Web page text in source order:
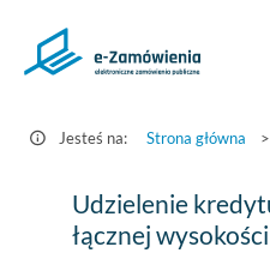
Postępowania
Zamówienia.gov.pl
Jesteś na: Strona główna >
Udzielenie
kredytu
Udzielenie
łącznej